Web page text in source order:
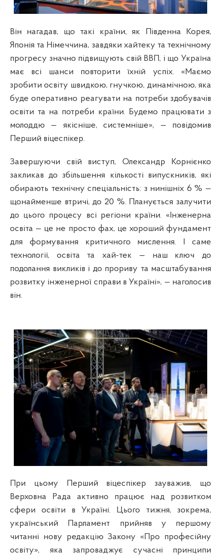
Він нагадав, що такі країни, як Південна Корея,
Японія та Німеччина, завдяки хайтеку та технічному
прогресу значно підвищують свій ВВП, і що Україна
має всі шанси повторити їхній успіх. «Маємо
зробити освіту швидкою, гнучкою, динамічною, яка
буде оперативно реагувати на потреби здобувачів
освіти та на потреби країни. Будемо працювати з
молоддю — якісніше, системніше», — повідомив
Перший віцеспікер.
Завершуючи свій виступ, Олександр Корнієнко
закликав до збільшення кількості випускників, які
обирають технічну спеціальність: з нинішніх 6 % —
щонайменше втричі, до 20 %. Планується залучити
до цього процесу всі регіони країни. «Інженерна
освіта — це не просто фах, це хороший фундамент
для формування критичного мислення. І саме
технології, освіта та хай-тек — наш ключ до
подолання викликів і до прориву та масштабування
розвитку інженерної справи в Україні», — наголосив
він.
При цьому Перший віцеспікер зауважив, що
Верховна Рада активно працює над розвитком
сфери освіти в Україні. Цього тижня, зокрема,
український Парламент прийняв у першому
читанні нову редакцію Закону «Про професійну
освіту», яка запроваджує сучасні принципи